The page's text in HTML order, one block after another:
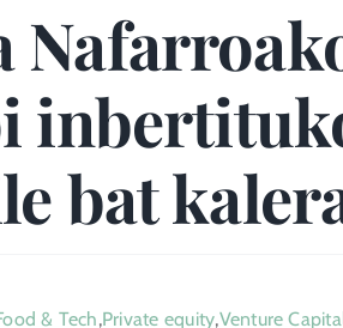
bat
& Tech,Private equity,Venture